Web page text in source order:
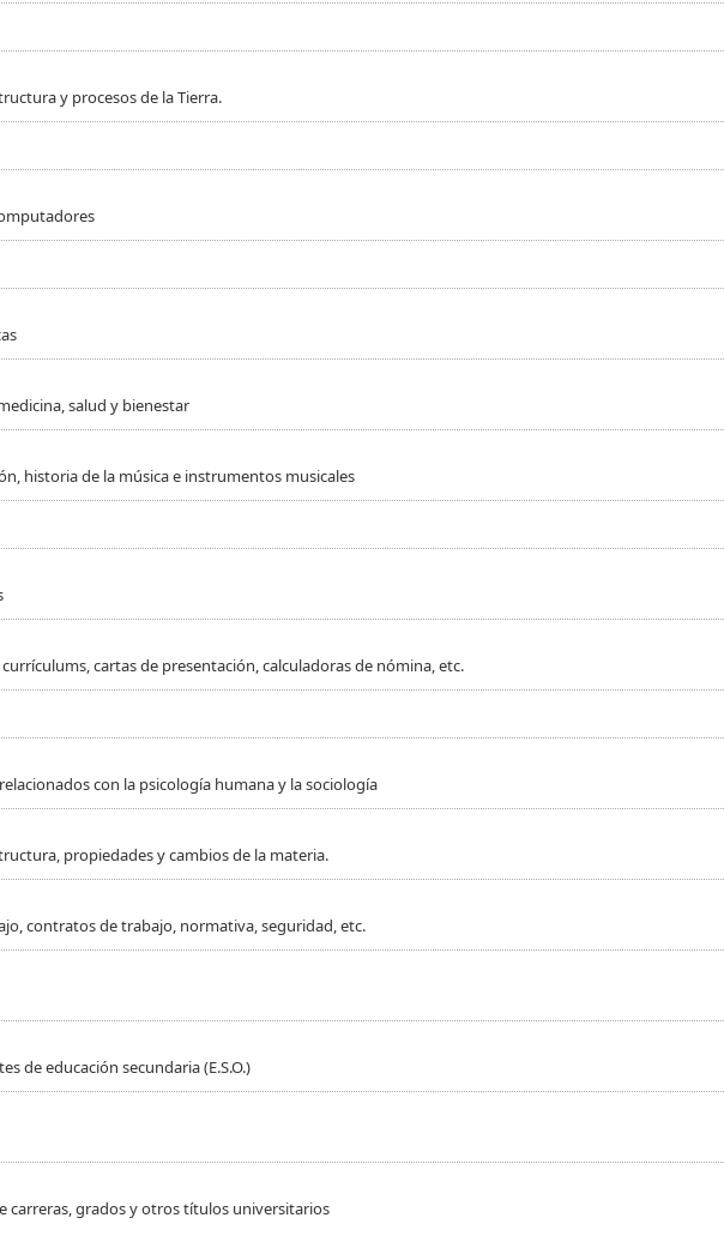
y procesos de la Tierra.
salud y bienestar
historia de la música e instrumentos musicales
cartas de presentación, calculadoras de nómina, etc.
con la psicología humana y la sociología
propiedades y cambios de la materia.
contratos de trabajo, normativa, seguridad, etc.
de educación secundaria (E.S.O.)
carreras, grados y otros títulos universitarios